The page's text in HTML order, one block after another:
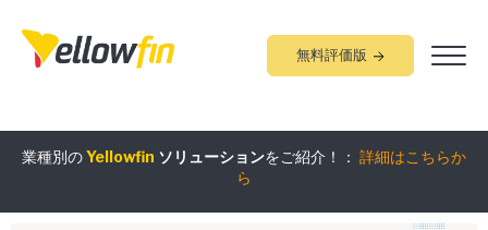
無料評価版
業種別のYellowfinソリューションをご紹介！：詳細はこちらか